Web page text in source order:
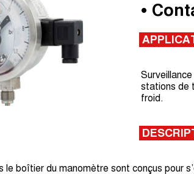
•
stations de
froid.
boîtier du manomètre sont conçus pour